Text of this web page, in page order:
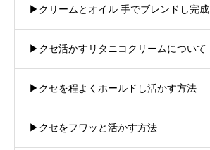
▶︎クリームとオイル 手でブレンドし完成
▶︎クセ活かすリタニコクリームについて
▶︎クセを程よくホールドし活かす方法
▶︎クセをフワッと活かす方法